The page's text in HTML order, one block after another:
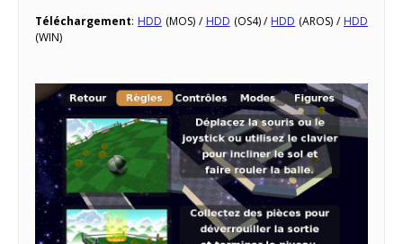
Téléchargement: HDD (MOS) / HDD (OS4) / HDD (AROS) / HDD
(WIN)